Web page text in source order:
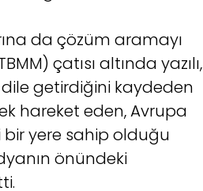
da çözüm aramayı
çatısı altında yazılı,
getirdiğini kaydeden
hareket eden, Avrupa
bir yere sahip olduğu
önündeki